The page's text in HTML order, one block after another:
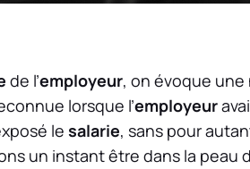
de l’employeur, on évoque
lorsque l’employeur
le salarie, sans pour
un instant être dans la peau